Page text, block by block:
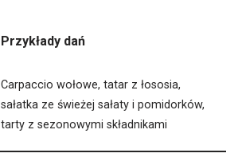
Przykłady dań
Carpaccio wołowe, tatar z łososia,
sałatka ze świeżej sałaty i pomidorków,
tarty z sezonowymi składnikami